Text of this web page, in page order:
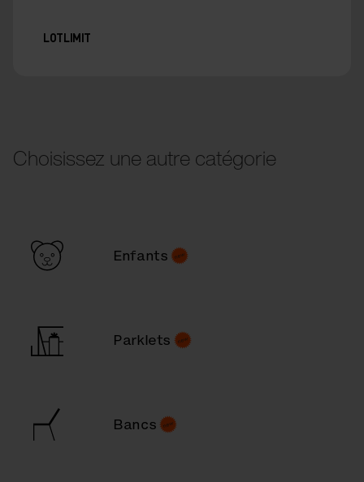
LOTLIMIT
Choisissez une autre catégorie
Enfants
Parklets
Bancs